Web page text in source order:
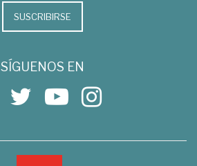
SUSCRIBIRSE
SÍGUENOS EN